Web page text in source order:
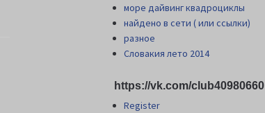
море дайвинг квадроциклы
найдено в сети ( или ссылки)
разное
Словакия лето 2014
https://vk.com/club40980660
Register